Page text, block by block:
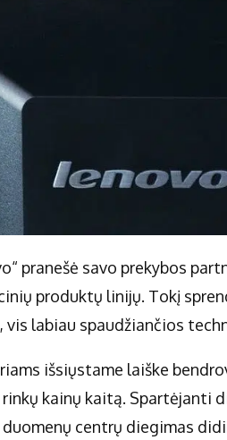
pranešė savo prekybos
produktų linijų. Tokį
vis labiau spaudžiančios
išsiųstame laiške
rinkų kainų kaitą.
centrų diegimas